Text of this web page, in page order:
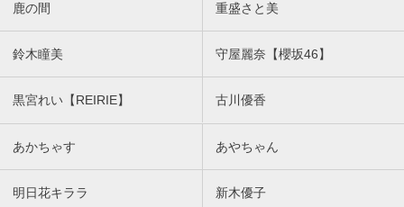
鹿の間 重盛さと美
鈴木瞳美 守屋麗奈【櫻坂46】
黒宮れい【REIRIE】 古川優香
あかちゃす あやちゃん
明日花キララ 新木優子